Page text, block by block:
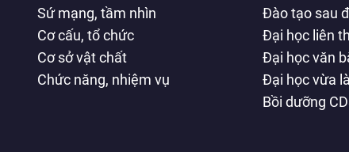
Sứ mạng, tầm nhìn
Cơ cấu, tổ chức
Cơ sở vật chất
Chức năng, nhiệm vụ
Đào tạo sau
Đại học liên
Đại học văn
Đại học vừa
Bồi dưỡng